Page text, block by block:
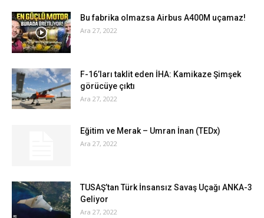
Bu fabrika olmazsa Airbus A400M uçamaz!
Ara 27, 2022
F-16’ları taklit eden İHA: Kamikaze Şimşek
görücüye çıktı
Ara 27, 2022
Eğitim ve Merak – Umran İnan (TEDx)
Ara 27, 2022
TUSAŞ’tan Türk İnsansız Savaş Uçağı ANKA-3
Geliyor
Ara 27, 2022